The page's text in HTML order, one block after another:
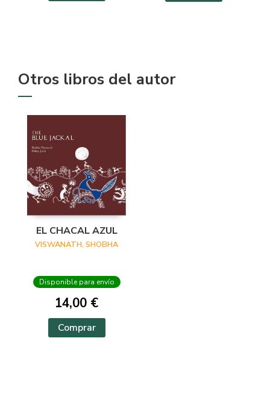
Otros libros del autor
EL CHACAL AZUL
VISWANATH, SHOBHA
Disponible para envío
14,00 €
Comprar